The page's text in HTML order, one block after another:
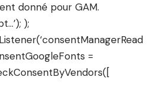
donné pour GAM.
);
=